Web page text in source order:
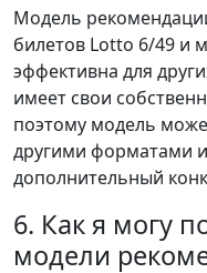
Модель
билетов Lotto 6/49 и
эффективна для
имеет свои
поэтому модель
другими форматами
дополнительный
6. Как я могу
модели